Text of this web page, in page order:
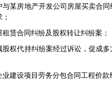
与某房地产开发公司房屋买卖合
赁合同纠纷及股权转让纠纷案；
权代持纠纷案经过诉讼，促成
建设项目劳务分包合同工程价款